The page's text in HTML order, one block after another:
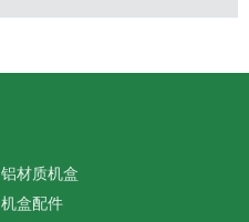
铝材质机盒
机盒配件